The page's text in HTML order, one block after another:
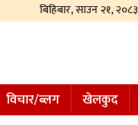
बिहिबार,साउन२१,२०८३
विचार/ब्लग खेलकुद